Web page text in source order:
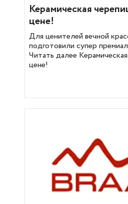
Керамическая
цене!
Для ценителей вечной
подготовили супер
Читать далее
цене!